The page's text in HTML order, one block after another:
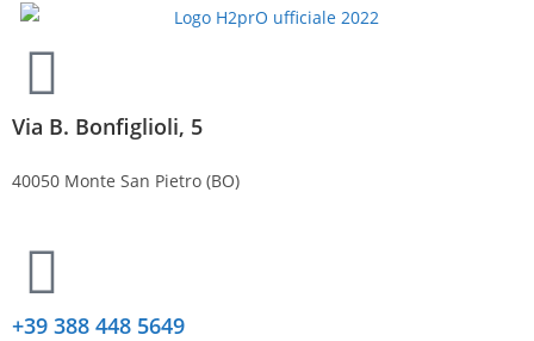
Via B. Bonfiglioli, 5
40050 Monte San Pietro (BO)
+39 388 448 5649